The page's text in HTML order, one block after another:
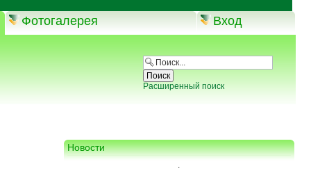
Фотогалерея Вход
Расширенный поиск
Новости
.